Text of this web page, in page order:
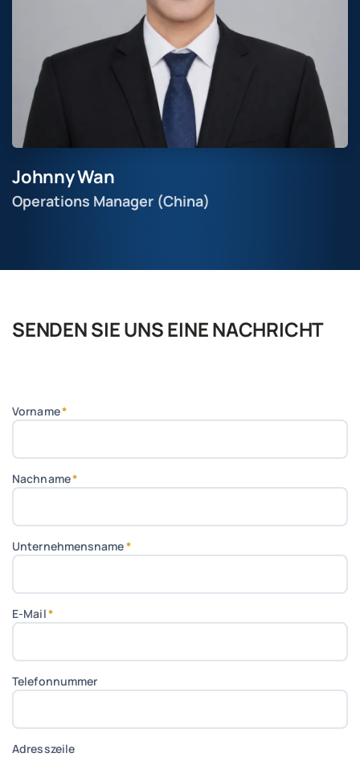
Johnny Wan
Operations Manager (China)
SENDEN SIE UNS EINE NACHRICHT
Vorname*
Nachname*
Unternehmensname*
E-Mail*
Telefonnummer
Adresszeile